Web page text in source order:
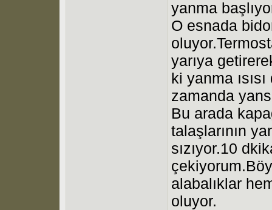
yanma
O esnada
yarıya
ki yanma
zamanda
Bu arada
talaşlarının
sızıyor.10
alabalıklar
oluyor.